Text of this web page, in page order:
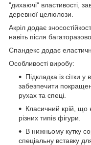
"дихаючі" властивості,
деревної целюлози.
Акріл додає
навіть після
Спандекс додає
Особливості виробу:
Підкладка із сітки
забезпечити
рухах та спеці.
Класичний крій, що
різних типів фігури.
В нижньому кутку
спеціальну вставку